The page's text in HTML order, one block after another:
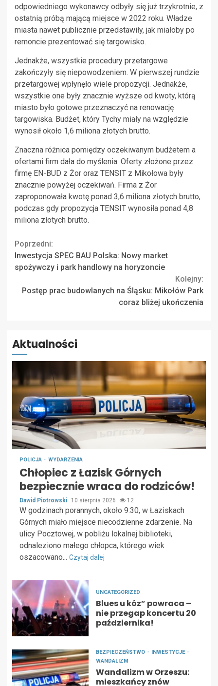
odpowiedniego wykonawcy odbyły się już trzykrotnie, z
ostatnią próbą mającą miejsce w 2022 roku. Władze
miasta nawet publicznie przedstawiły, jak miałoby po
remoncie prezentować się targowisko.
Jednakże, wszystkie procedury przetargowe
zakończyły się niepowodzeniem. W pierwszej rundzie
przetargowej wpłynęło wiele propozycji. Jednakże,
wszystkie one były znacznie wyższe od kwoty, którą
miasto było gotowe przeznaczyć na renowację
targowiska. Budżet, który Tychy miały na względzie
wynosił około 1,6 miliona złotych brutto.
Znaczna różnica pomiędzy oczekiwanym budżetem a
ofertami firm dała do myślenia. Oferty złożone przez
firmę EN-BUD z Żor oraz TENSIT z Mikołowa były
znacznie powyżej oczekiwań. Firma z Żor
zaproponowała kwotę ponad 3,6 miliona złotych brutto,
podczas gdy propozycja TENSIT wynosiła ponad 4,8
miliona złotych brutto.
Continue
Reading
Poprzedni:
Inwestycja SPEC BAU Polska: Nowy market
spożywczy i park handlowy na horyzoncie
Kolejny:
Postęp prac budowlanych na Śląsku: Mikołów Park
coraz bliżej ukończenia
Aktualności
POLICJA WYDARZENIA
Chłopiec z Łazisk Górnych
bezpiecznie wraca do rodziców!
Dawid Piotrowski 10 sierpnia 2026 12
W godzinach porannych, około 9:30, w Łaziskach
Górnych miało miejsce niecodzienne zdarzenie. Na
ulicy Pocztowej, w pobliżu lokalnej biblioteki,
odnaleziono małego chłopca, którego wiek
oszacowano... Czytaj dalej
UNCATEGORIZED
Blues u kóz” powraca –
nie przegap koncertu 20
października!
BEZPIECZEŃSTWO
INWESTYCJE
WANDALIZM
Wandalizm w Orzeszu:
mieszkańcy znów